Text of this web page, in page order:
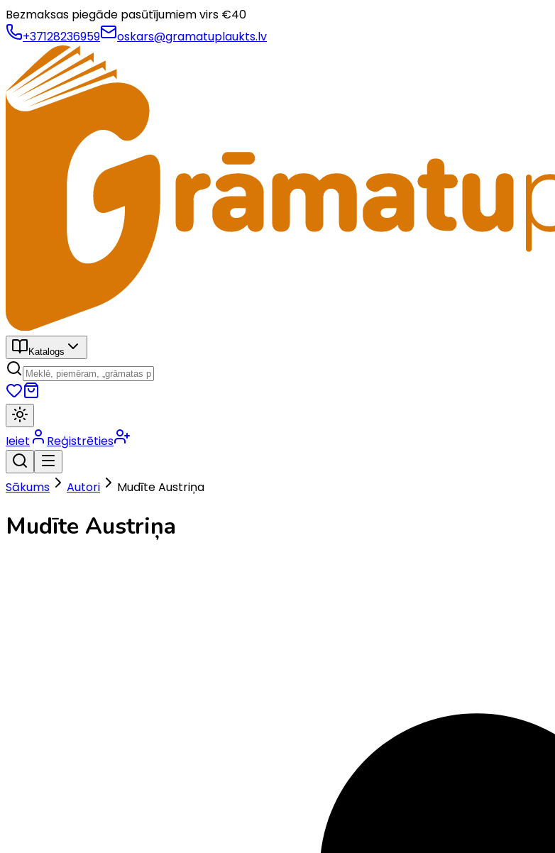
Bezmaksas piegāde pasūtījumiem virs €40
+37128236959
oskars@gramatuplaukts.lv
Katalogs
Ieiet Reģistrēties
Sākums Autori Mudīte Austriņa
Mudīte Austriņa